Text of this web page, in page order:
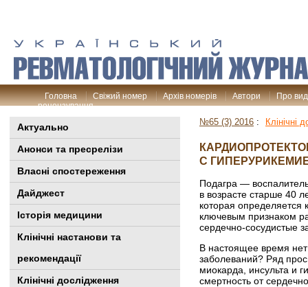
Головна Свіжий номер Архів номерів Автори
Про
рецензування
Актуально
Анонси та пресрелізи
Власні спостереження
Дайджест
Історія медицини
Клінiчні настанови та
рекомендації
Клінічні дослідження
№65 (3) 2016 : Клінічні
С
Подагра —
в возрасте старше 40
которая определяется
ключевым признаком
сердечно-­сосудистые
В настоящее время нет
заболеваний? Ряд
миокарда, инсульта и
смертность от